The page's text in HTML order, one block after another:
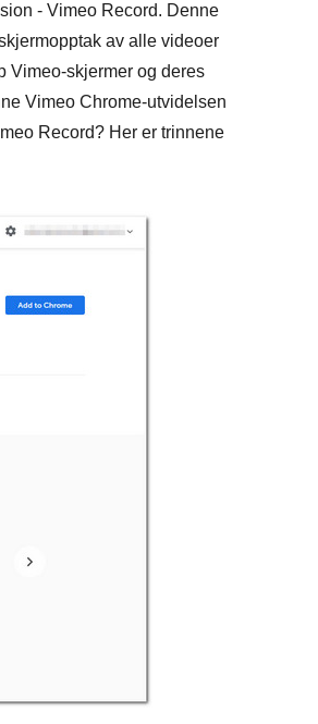
- Vimeo Record. Denne
av alle videoer
Vimeo-skjermer og deres
Vimeo Chrome-utvidelsen
Record? Her er trinnene